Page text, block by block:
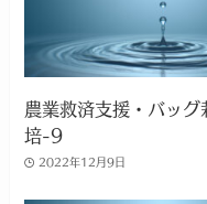
農業救済支援・バッグ
培-9
2022年12月9日